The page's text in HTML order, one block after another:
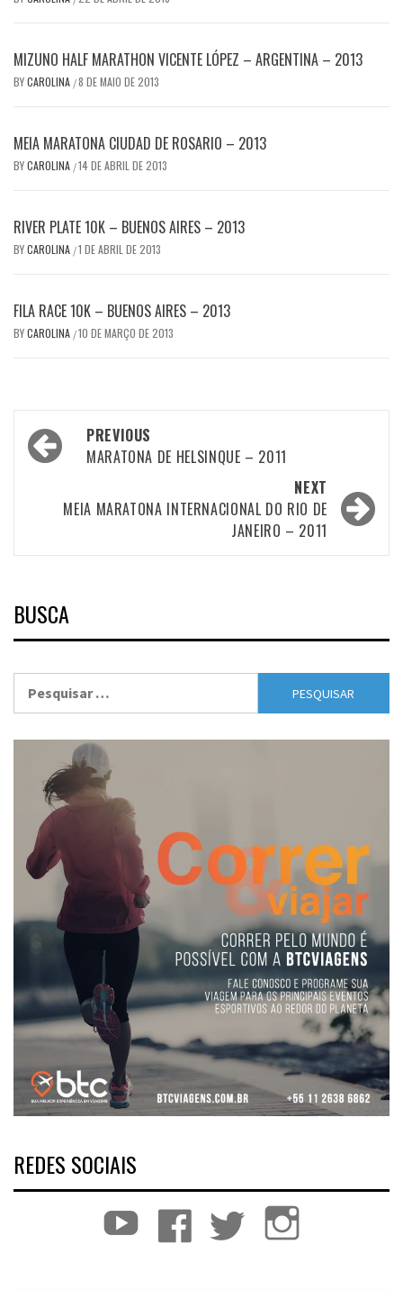
MIZUNO HALF MARATHON VICENTE LÓPEZ – ARGENTINA – 2013
BYCAROLINA /8 DE MAIO DE 2013
MEIA MARATONA CIUDAD DE ROSARIO – 2013
BYCAROLINA /14 DE ABRIL DE 2013
RIVER PLATE 10K – BUENOS AIRES – 2013
BYCAROLINA /1 DE ABRIL DE 2013
FILA RACE 10K – BUENOS AIRES – 2013
BYCAROLINA /10 DE MARÇO DE 2013
Post
navigation
PREVIOUS
MARATONA DE HELSINQUE – 2011
NEXT
MEIA MARATONA INTERNACIONAL DO RIO DE
JANEIRO – 2011
BUSCA
REDES SOCIAIS
YouTube Facebook Twitter